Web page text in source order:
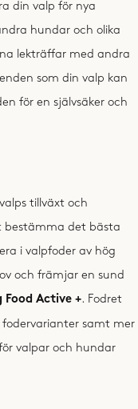
din valp för nya
hundar och olika
lekträffar med andra
som din valp kan
för en självsäker och
tillväxt och
bestämma det bästa
i valpfoder av hög
och främjar en sund
Food Active +. Fodret
samt mer
valpar och hundar